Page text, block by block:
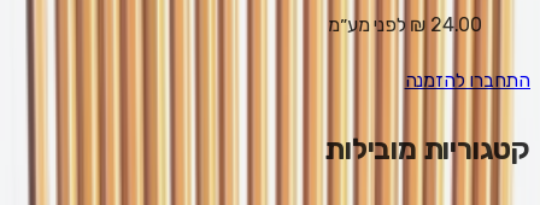
24.00 ₪ לפני מע״מ
התחברו להזמנה
קטגוריות מובילות